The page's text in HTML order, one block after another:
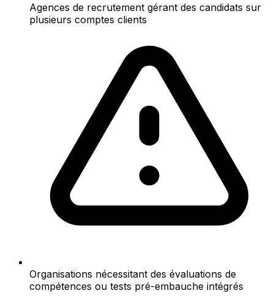
Agences de recrutement gérant des candidats sur
plusieurs comptes clients
Organisations nécessitant des évaluations de
compétences ou tests pré-embauche intégrés